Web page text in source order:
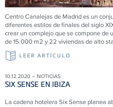
Centro Canalejas de Madrid es un
diferentes estilos de finales del siglo
crear un complejo que se compone de
de 15.000 m2 y 22 viviendas de alto
LEER ARTÍCULO
10.12.2020 – NOTICIAS
SIX SENSE EN IBIZA
La cadena hotelera Six Sense planea